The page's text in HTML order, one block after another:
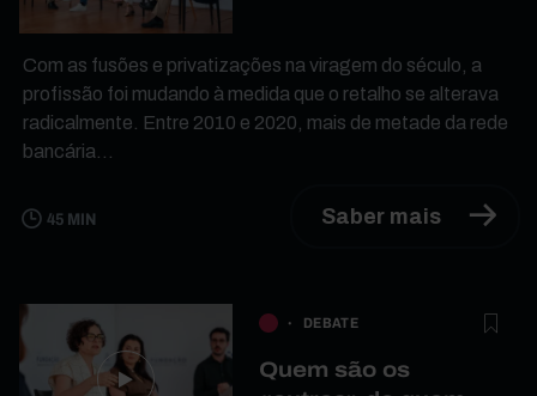
Com as fusões e privatizações na viragem do século, a
profissão foi mudando à medida que o retalho se alterava
radicalmente. Entre 2010 e 2020, mais de metade da rede
bancária...
45 MIN Saber mais
DEBATE
Quem são os